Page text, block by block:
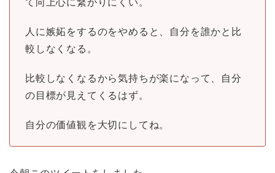
て向上心に繋がりにくい。
人に嫉妬をするのをやめると、自分を誰かと比
較しなくなる。
比較しなくなるから気持ちが楽になって、自分
の目標が見えてくるはず。
自分の価値観を大切にしてね。